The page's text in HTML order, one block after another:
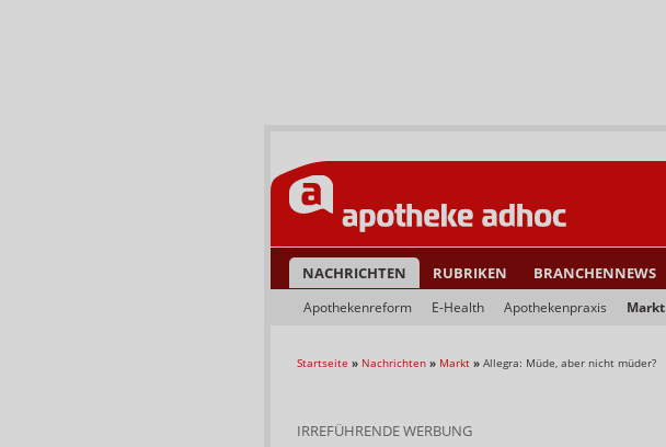
NACHRICHTEN RUBRIKEN BRANCHENNEWS
Apothekenreform E-Health Apothekenpraxis Markt
Startseite » Nachrichten » Markt » Allegra: Müde, aber nicht müder?
IRREFÜHRENDE WERBUNG